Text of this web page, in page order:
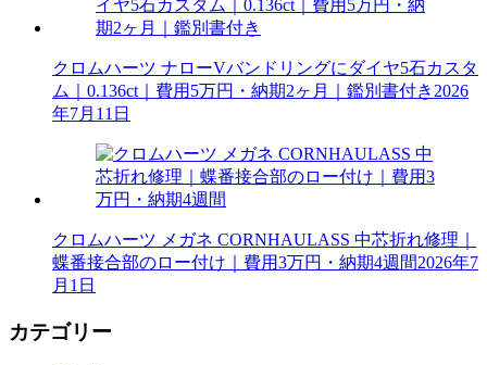
クロムハーツ ナローVバンドリングにダイヤ5石カスタ
ム｜0.136ct｜費用5万円・納期2ヶ月｜鑑別書付き2026
年7月11日
クロムハーツ メガネ CORNHAULASS 中芯折れ修理｜
蝶番接合部のロー付け｜費用3万円・納期4週間2026年7
月1日
カテゴリー